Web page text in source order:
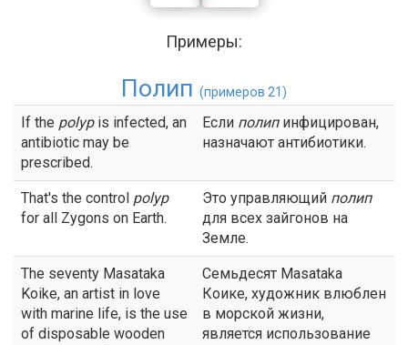
Примеры:
Полип (примеров 21)
If the polypis infected, an
antibiotic may be
prescribed.
Если полипинфицирован,
назначают антибиотики.
That's the control polyp
for all Zygons on Earth.
Это управляющий полип
для всех зайгонов на
Земле.
The seventy Masataka
Koike, an artist in love
with marine life, is the use
of disposable wooden
Семьдесят Masataka
Коике, художник влюблен
в морской жизни,
является использование